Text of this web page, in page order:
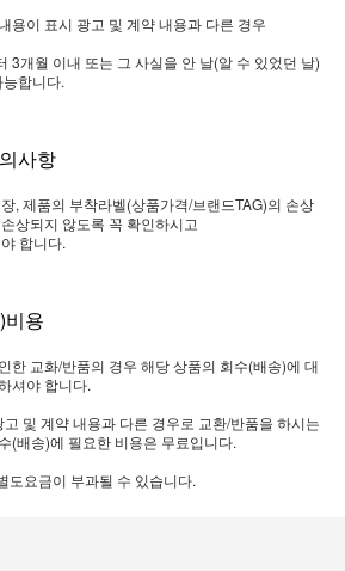
용이 표시 광고 및 계약 내용과 다른 경우
3개월 이내 또는 그 사실을 안 날(알 수 있었던 날)
합니다.
사항
, 제품의 부착라벨(상품가격/브랜드TAG)의 손상
상되지 않도록 꼭 확인하시고
합니다.
비용
한 교화/반품의 경우 해당 상품의 회수(배송)에 대
셔야 합니다.
및 계약 내용과 다른 경우로 교환/반품을 하시는
(배송)에 필요한 비용은 무료입니다.
도요금이 부과될 수 있습니다.